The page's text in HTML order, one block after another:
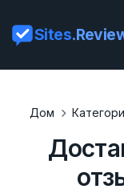
Sites
Дом